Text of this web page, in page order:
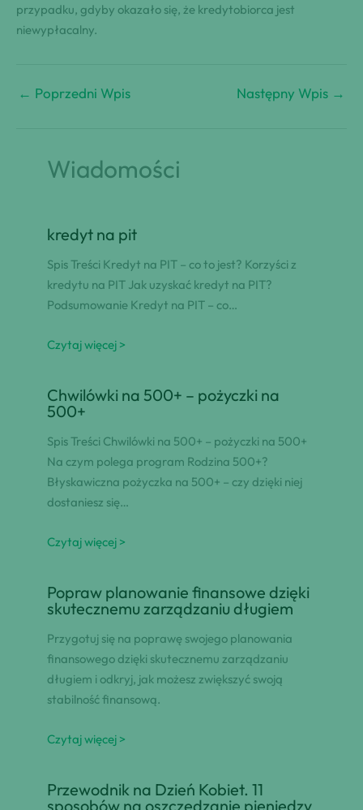
przypadku, gdyby okazało się, że kredytobiorca jest
niewypłacalny.
← Poprzedni Wpis Następny Wpis →
Wiadomości
kredyt na pit
Spis Treści Kredyt na PIT – co to jest? Korzyści z
kredytu na PIT Jak uzyskać kredyt na PIT?
Podsumowanie Kredyt na PIT – co…
Czytaj więcej >
Chwilówki na 500+ – pożyczki na
500+
Spis Treści Chwilówki na 500+ – pożyczki na 500+
Na czym polega program Rodzina 500+?
Błyskawiczna pożyczka na 500+ – czy dzięki niej
dostaniesz się…
Czytaj więcej >
Popraw planowanie finansowe dzięki
skutecznemu zarządzaniu długiem
Przygotuj się na poprawę swojego planowania
finansowego dzięki skutecznemu zarządzaniu
długiem i odkryj, jak możesz zwiększyć swoją
stabilność finansową.
Czytaj więcej >
Przewodnik na Dzień Kobiet. 11
sposobów na oszczędzanie pieniędzy